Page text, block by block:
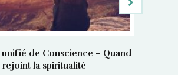
de Conscience – Quand
rejoint la spiritualité